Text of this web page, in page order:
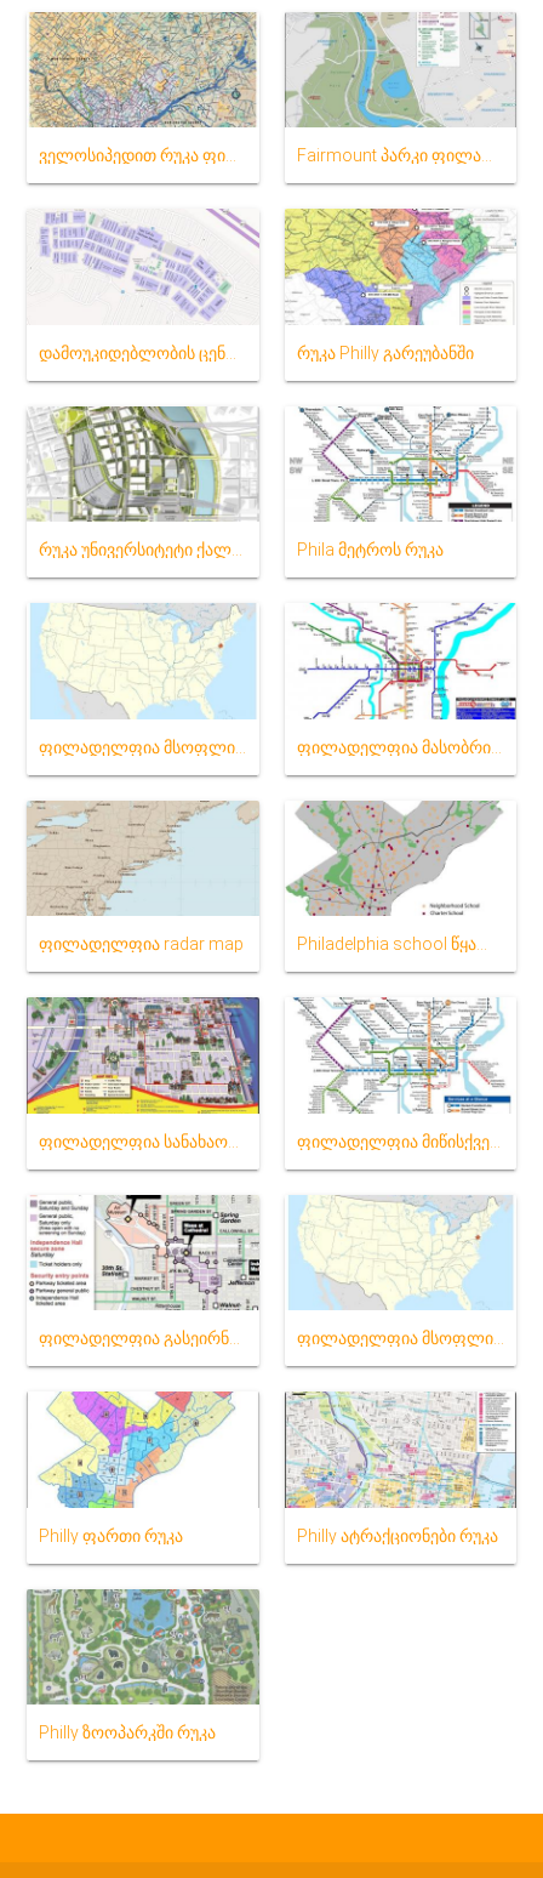
Fairmount პარკი ფილადელფია რუკა
რუკა Philly გარეუბანში
Phila მეტროს რუკა
ფილადელფია მასობრივი სატრანზიტო რუკა
ფილადელფია radar map Philadelphia school წყალშემკრები რუკა
ფილადელფია მიწისქვეშა რუკა
ფილადელფია გასეირნება რუკა ფილადელფია მსოფლიო რუკა
Philly ფართი რუკა Philly ატრაქციონები რუკა
Philly ზოოპარკში რუკა